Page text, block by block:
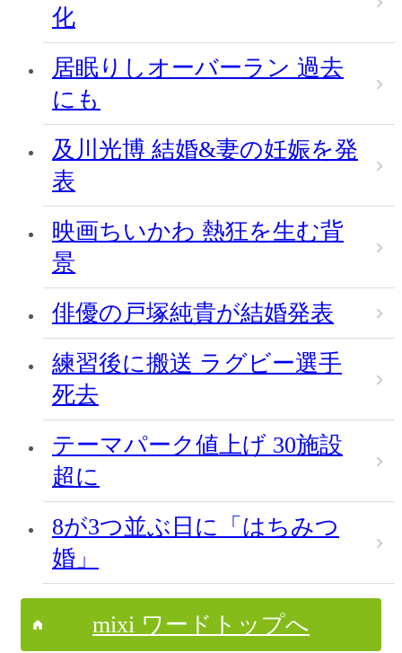
化
居眠りしオーバーラン 過去
にも
及川光博 結婚&妻の妊娠を発
表
映画ちいかわ 熱狂を生む背
景
俳優の戸塚純貴が結婚発表
練習後に搬送 ラグビー選手
死去
テーマパーク値上げ 30施設
超に
8が3つ並ぶ日に「はちみつ
婚」
mixi ワードトップへ